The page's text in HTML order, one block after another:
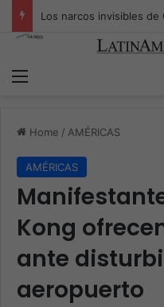
Home / AMÉRICAS
AMÉRICAS
Kong
ante
aeropuerto